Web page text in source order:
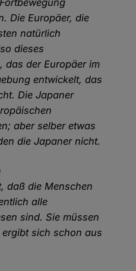
Die Europäer, die
natürlich
dieses
das der Europäer im
entwickelt, das
Die Japaner
aber selber etwas
die Japaner nicht.
daß die Menschen
alle
sind. Sie müssen
sich schon aus